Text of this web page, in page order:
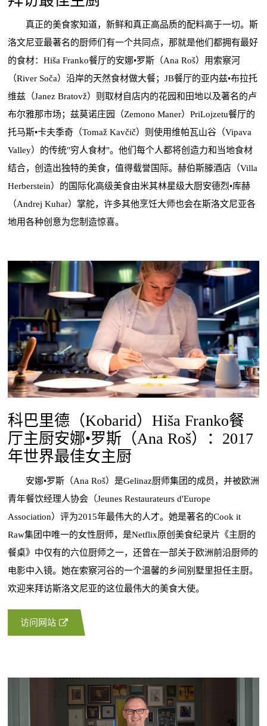
真正的美食家知道，新鲜和真正高品质的配料高于一切。斯
洛文尼亚最著名的厨师们有一个共同点，那就是他们都拥有最好
的食材：Hiša Franko餐厅的安娜•罗斯（Ana Roš）用索察河
（River Soča）沿岸的天然食材做大餐；JB餐厅的亚内兹•布拉托
维兹（Janez Bratovž）则取材自店内的花园和田地以及著名的卢
布尔雅那市场；兹莫诺庄园（Zemono Maner）PriLojzetu餐厅的
托马斯•卡夫季奇（Tomaž Kavčič）则使用维帕瓦山谷（Vipava
Valley）的传统"穷人食材"。他们每个人都将创造力和当地食材
结合，创造出独特的美食，值得载誉国际。赫伯斯滕酒店（Villa
Herberstein）的国际化高级美食由米其林星级大厨安德烈•库赫
（Andrej Kuhar）掌舵，许多其他烹饪大师也会在斯洛文尼亚各
地用各种创意为您制造惊喜。
科巴里德（Kobarid）Hiša Franko餐
厅主厨安娜•罗斯（Ana Roš）：2017
年世界最佳女主厨
安娜•罗斯（Ana Roš）是Gelinaz厨师集团的成员，并被欧洲
青年餐饮经理人协会（Jeunes Restaurateurs d'Europe
Association）评为2015年最伟大的人才。她是著名的Cook it
Raw集团中唯一的女性厨师，是Netflix原创美食纪录片《主厨的
餐桌》中仅有的六位厨师之一，还曾在一部关于欧洲前沿厨师的
电影中入镜。她在索察河谷的一个温馨的乡间别墅里担任主厨。
欢迎来拜访斯洛文尼亚的这位最伟大的美食大使。
访问网站